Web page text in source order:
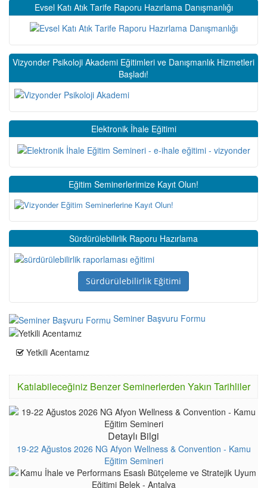
Evsel Katı Atık Tarife Raporu Hazırlama Danışmanlığı
Vizyonder Psikoloji Akademi Eğitimleri ve Danışmanlık Hizmetleri
Başladı!
Elektronik İhale Eğitimi
Eğitim Seminerlerimize Kayıt Olun!
Sürdürülebilirlik Raporu Hazırlama
Sürdürülebilirlik Eğitimi
Seminer Başvuru Formu
Yetkili Acentamız
Katılabileceğiniz Benzer Seminerlerden Yakın Tarihliler
Detaylı Bilgi
19-22 Ağustos 2026 NG Afyon Wellness & Convention - Kamu
Eğitim Semineri